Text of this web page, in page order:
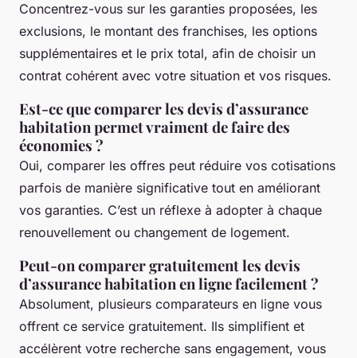
Concentrez-vous sur les garanties proposées, les
exclusions, le montant des franchises, les options
supplémentaires et le prix total, afin de choisir un
contrat cohérent avec votre situation et vos risques.
Est-ce que comparer les devis d’assurance
habitation permet vraiment de faire des
économies ?
Oui, comparer les offres peut réduire vos cotisations
parfois de manière significative tout en améliorant
vos garanties. C’est un réflexe à adopter à chaque
renouvellement ou changement de logement.
Peut-on comparer gratuitement les devis
d’assurance habitation en ligne facilement ?
Absolument, plusieurs comparateurs en ligne vous
offrent ce service gratuitement. Ils simplifient et
accélèrent votre recherche sans engagement, vous